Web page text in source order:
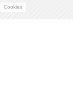
Cookies